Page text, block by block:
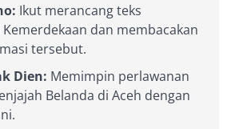
Ikut merancang teks
dan membacakan
tersebut.
Dien: Memimpin perlawanan
Belanda di Aceh dengan